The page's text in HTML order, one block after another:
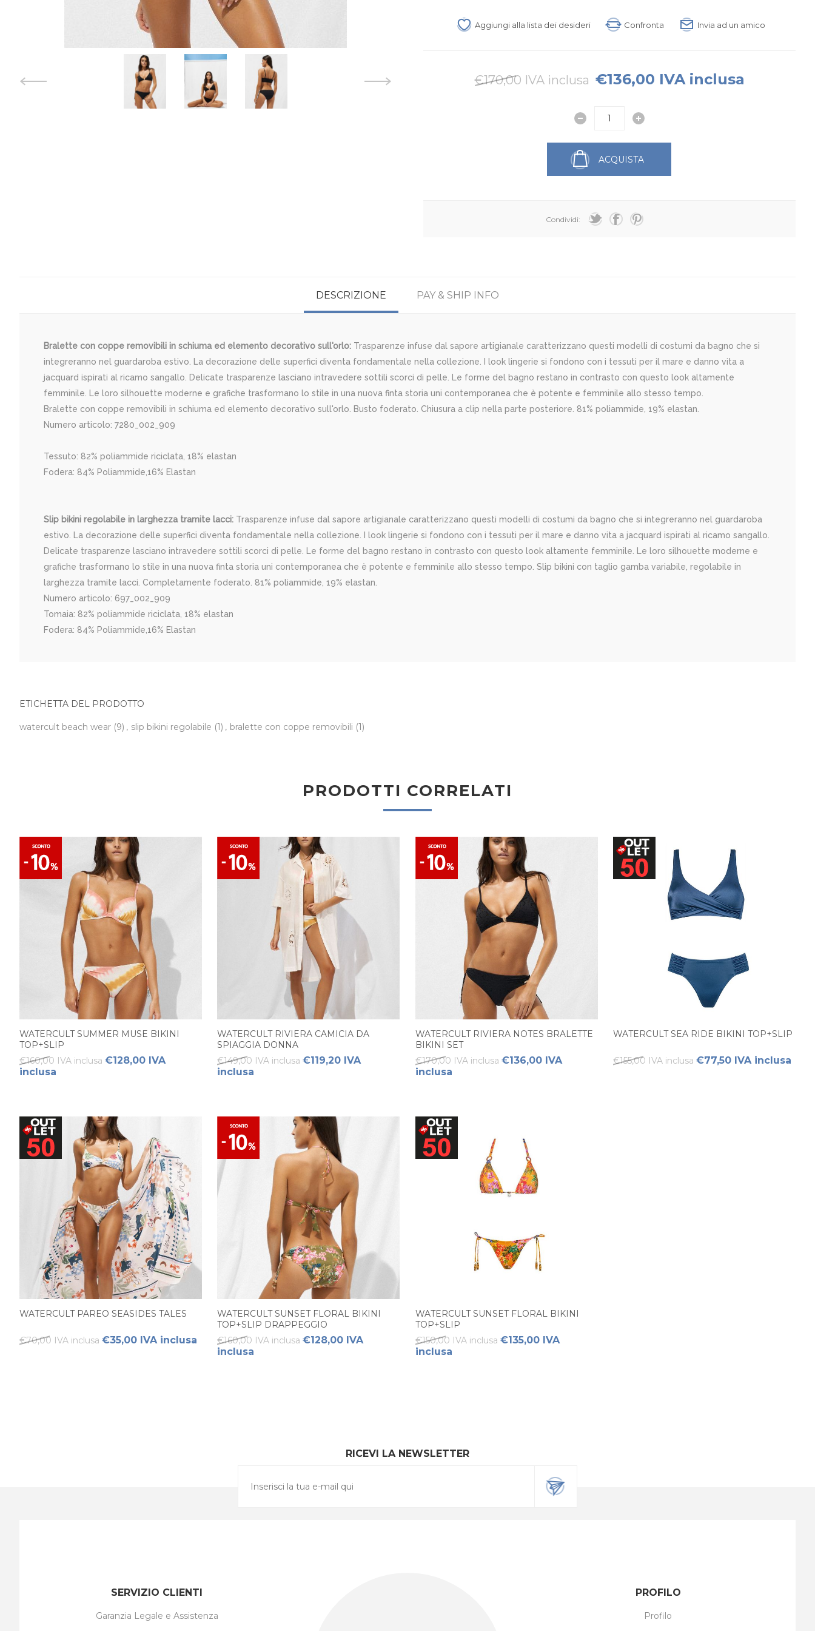
Aggiungi alla lista dei desideri Confronta Invia ad un amico
€170,00 IVA inclusa €136,00 IVA inclusa
ACQUISTA
Condividi:
DESCRIZIONE PAY & SHIP INFO
Bralette con coppe removibili in schiuma ed elemento decorativo sull'orlo: Trasparenze infuse dal sapore artigianale caratterizzano questi modelli di costumi da bagno che si
integreranno nel guardaroba estivo. La decorazione delle superfici diventa fondamentale nella collezione. I look lingerie si fondono con i tessuti per il mare e danno vita a
jacquard ispirati al ricamo sangallo. Delicate trasparenze lasciano intravedere sottili scorci di pelle. Le forme del bagno restano in contrasto con questo look altamente
femminile. Le loro silhouette moderne e grafiche trasformano lo stile in una nuova finta storia uni contemporanea che è potente e femminile allo stesso tempo.
Bralette con coppe removibili in schiuma ed elemento decorativo sull'orlo. Busto foderato. Chiusura a clip nella parte posteriore. 81% poliammide, 19% elastan.
Numero articolo: 7280_002_909
Tessuto: 82% poliammide riciclata, 18% elastan
Fodera: 84% Poliammide,16% Elastan
Slip bikini regolabile in larghezza tramite lacci: Trasparenze infuse dal sapore artigianale caratterizzano questi modelli di costumi da bagno che si integreranno nel guardaroba
estivo. La decorazione delle superfici diventa fondamentale nella collezione. I look lingerie si fondono con i tessuti per il mare e danno vita a jacquard ispirati al ricamo sangallo.
Delicate trasparenze lasciano intravedere sottili scorci di pelle. Le forme del bagno restano in contrasto con questo look altamente femminile. Le loro silhouette moderne e
grafiche trasformano lo stile in una nuova finta storia uni contemporanea che è potente e femminile allo stesso tempo. Slip bikini con taglio gamba variabile, regolabile in
larghezza tramite lacci. Completamente foderato. 81% poliammide, 19% elastan.
Numero articolo: 697_002_909
Tomaia: 82% poliammide riciclata, 18% elastan
Fodera: 84% Poliammide,16% Elastan
ETICHETTA DEL PRODOTTO
watercult beach wear (9) , slip bikini regolabile (1) , bralette con coppe removibili (1)
PRODOTTI CORRELATI
WATERCULT SUMMER MUSE BIKINI
TOP+SLIP
€160,00 IVA inclusa €128,00 IVA
inclusa
WATERCULT RIVIERA CAMICIA DA
SPIAGGIA DONNA
€149,00 IVA inclusa €119,20 IVA
inclusa
WATERCULT RIVIERA NOTES BRALETTE
BIKINI SET
€170,00 IVA inclusa €136,00 IVA
inclusa
WATERCULT SEA RIDE BIKINI TOP+SLIP
€155,00 IVA inclusa €77,50 IVA inclusa
WATERCULT PAREO SEASIDES TALES
€70,00 IVA inclusa €35,00 IVA inclusa
WATERCULT SUNSET FLORAL BIKINI
TOP+SLIP DRAPPEGGIO
€160,00 IVA inclusa €128,00 IVA
inclusa
WATERCULT SUNSET FLORAL BIKINI
TOP+SLIP
€150,00 IVA inclusa €135,00 IVA
inclusa
RICEVI LA NEWSLETTER
SERVIZIO CLIENTI
Garanzia Legale e Assistenza
PROFILO
Profilo